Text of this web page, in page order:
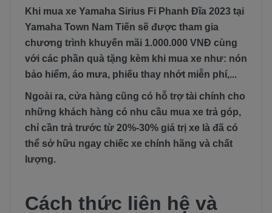
Khi mua xe Yamaha Sirius Fi Phanh Đĩa 2023 tại
Yamaha Town Nam Tiến sẽ được tham gia
chương trình khuyến mãi 1.000.000 VNĐ cùng
với các phần quà tặng kèm khi mua xe như: nón
bảo hiểm, áo mưa, phiếu thay nhớt miễn phí,...
Ngoài ra, cửa hàng cũng có hỗ trợ tài chính cho
những khách hàng có nhu cầu mua xe trả góp,
chỉ cần trả trước từ 20%-30% giá trị xe là đã có
thể sở hữu ngay chiếc xe chính hãng và chất
lượng.
Cách thức liên hệ và